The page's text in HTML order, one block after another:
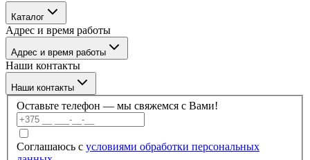
Бренды
О компании
Покупателю
Контакты
Блог
Каталог
Каталог
Услуги
Адрес и время работы
Адрес и время работы
г. Минск, ул. Филимонова 55/3, каб 309а
Пн–Пт: 09:00–17:30
Наши контакты
Наши контакты
Оставьте телефон — мы свяжемся с Вами!
Соглашаюсь с условиями обработки персональных